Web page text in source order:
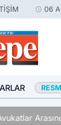
06